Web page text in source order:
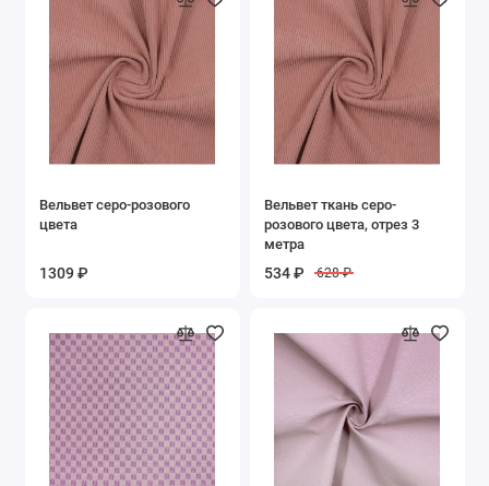
Красный
Молочный
Оранжевый
Серый
Синий
Фиолетовый
Фуксия
Черный
Вельвет серо-розового
цвета
1309 ₽
Вельвет ткань серо-
розового цвета, отрез 3
метра
534 ₽ 628 ₽